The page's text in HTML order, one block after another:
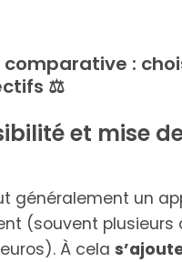
comparative :
⚖️
et mise
généralement un
(souvent plusieurs
À cela